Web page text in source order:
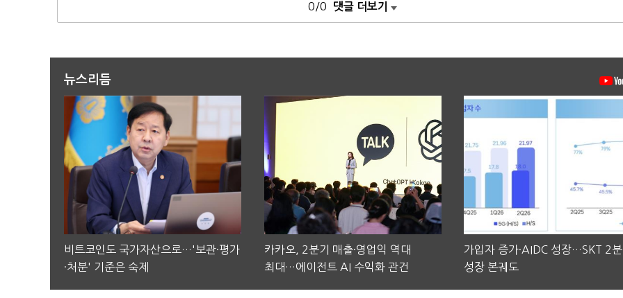
0/0 댓글 더보기
뉴스리듬
비트코인도 국가자산으로…'보관·평가
·처분' 기준은 숙제
카카오, 2분기 매출·영업익 역대
최대…에이전트 AI 수익화 관건
가입자 증가·AIDC 성장…SKT 2
성장 본궤도